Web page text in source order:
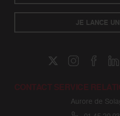
JE LANCE
CONTACT SERVICE
Aurore de